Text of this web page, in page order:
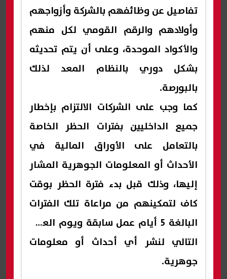
تفاصيل عن وظائفهم بالشركة وأزواجهم
وأولادهم والرقم القومي لكل منهم
والأكواد الموحدة، وعلى أن يتم تحديثه
بشكل دوري بالنظام المعد لذلك
بالبورصة.
كما وجب على الشركات الالتزام بإخطار
جميع الداخليين بفترات الحظر الخاصة
بالتعامل على الأوراق المالية في
الأحداث أو المعلومات الجوهرية المشار
إليها، وذلك قبل بدء فترة الحظر بوقت
كاف لتمكينهم من مراعاة تلك الفترات
البالغة 5 أيام عمل سابقة ويوم العمل
التالي لنشر أي أحداث أو معلومات
جوهرية.